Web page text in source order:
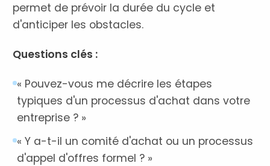
permet de prévoir la durée du cycle et
d'anticiper les obstacles.
Questions clés :
« Pouvez-vous me décrire les étapes
typiques d'un processus d'achat dans votre
entreprise ? »
« Y a-t-il un comité d'achat ou un processus
d'appel d'offres formel ? »